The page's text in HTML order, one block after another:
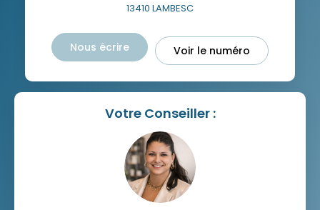
13410 LAMBESC
Nous écrire Voir le numéro
Votre Conseiller :